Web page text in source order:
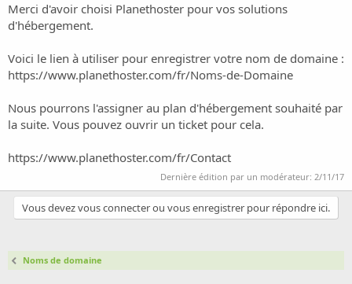
Merci d'avoir choisi Planethoster pour vos solutions
d'hébergement.
Voici le lien à utiliser pour enregistrer votre nom de domaine :
https://www.planethoster.com/fr/Noms-de-Domaine
Nous pourrons l'assigner au plan d'hébergement souhaité par
la suite. Vous pouvez ouvrir un ticket pour cela.
https://www.planethoster.com/fr/Contact
Dernière édition par un modérateur: 2/11/17
Vous devez vous connecter ou vous enregistrer pour répondre ici.
Noms de domaine